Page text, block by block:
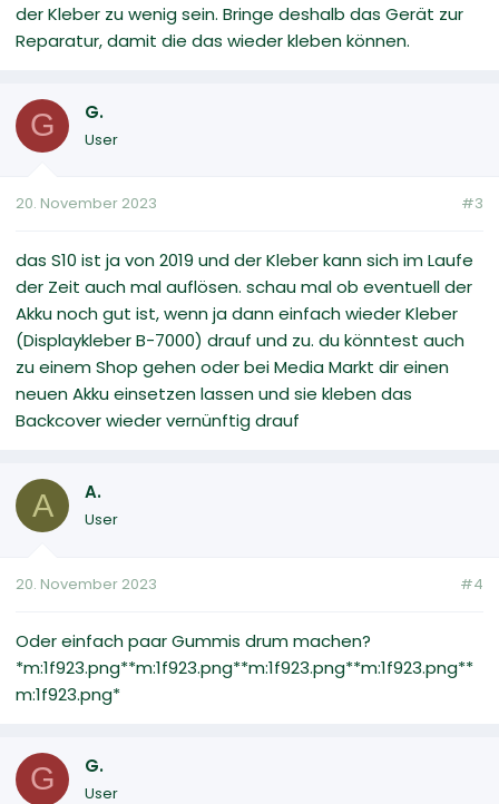
der Kleber zu wenig sein. Bringe deshalb das Gerät zur
Reparatur, damit die das wieder kleben können.
G G.
User
20. November 2023 #3
das S10 ist ja von 2019 und der Kleber kann sich im Laufe
der Zeit auch mal auflösen. schau mal ob eventuell der
Akku noch gut ist, wenn ja dann einfach wieder Kleber
(Displaykleber B-7000) drauf und zu. du könntest auch
zu einem Shop gehen oder bei Media Markt dir einen
neuen Akku einsetzen lassen und sie kleben das
Backcover wieder vernünftig drauf
A A.
User
20. November 2023 #4
Oder einfach paar Gummis drum machen?
*m:1f923.png**m:1f923.png**m:1f923.png**m:1f923.png**
m:1f923.png*
G G.
User